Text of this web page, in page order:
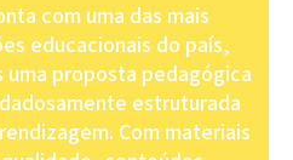
com uma das mais
educacionais do país,
uma proposta pedagógica
estruturada
Com materiais